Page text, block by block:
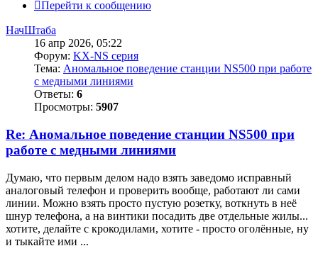
Перейти к сообщению
НачШтаба
16 апр 2026, 05:22
Форум: KX-NS серия
Тема: Аномальное поведение станции NS500 при работе
с медными линиями
Ответы: 6
Просмотры: 5907
Re: Аномальное поведение станции NS500 при
работе с медными линиями
Думаю, что первым делом надо взять заведомо исправный
аналоговый телефон и проверить вообще, работают ли сами
линии. Можно взять просто пустую розетку, воткнуть в неё
шнур телефона, а на винтики посадить две отдельные жилы...
хотите, делайте с крокодилами, хотите - просто оголённые, ну
и тыкайте ими ...